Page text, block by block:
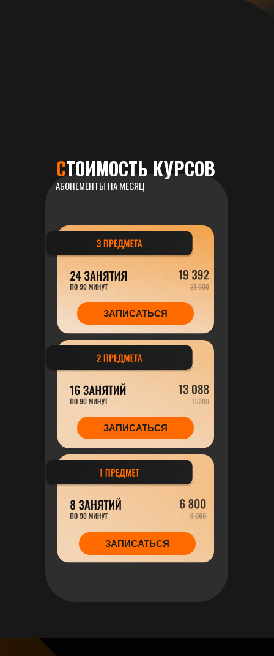
ЗАПИСАТЬСЯ
ЗАПИСАТЬСЯ
ЗАПИСАТЬСЯ
СТОИМОСТЬ КУРСОВ
АБОНЕМЕНТЫ НА МЕСЯЦ